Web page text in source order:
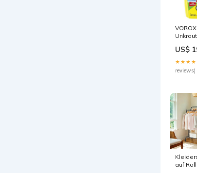
VOROX
Ltr.
Larven
US$
reviews)
auf